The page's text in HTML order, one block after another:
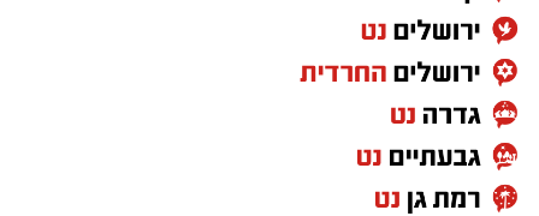
למשחק.
בקיץ 2024 יצא לאירופה וחתם בלבאריו היוונית.
לערב. אשתקד שיחק בשולה הצרפתית, כולל ב-
BCL ורשם 6.4 נקודות ו-5.6 ריבאונדים באירופה.